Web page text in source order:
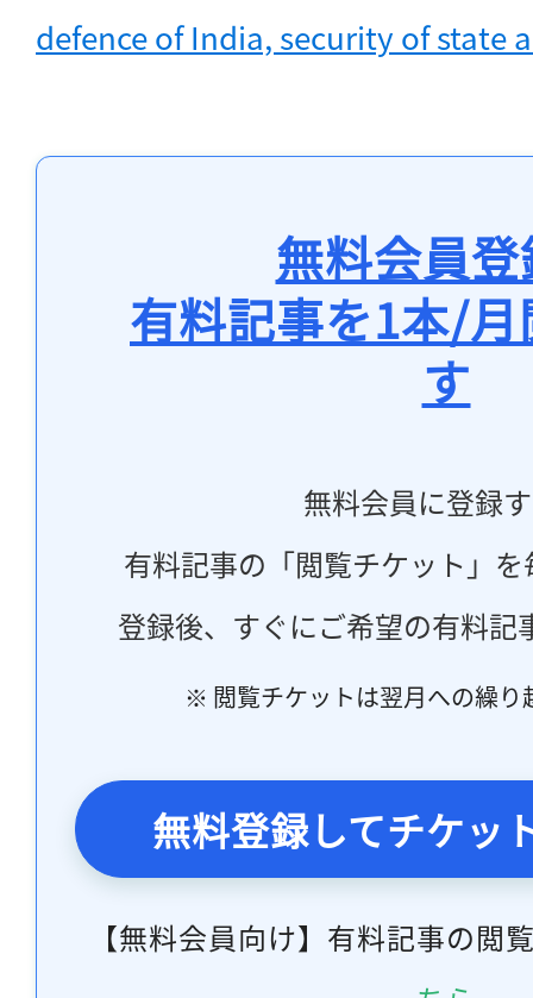
defence of India, security of state
無料会員
有料記事を1本/
す
無料会員に登録
有料記事の「閲覧チケット」
登録後、すぐにご希望の有料記
※ 閲覧チケットは翌月への繰り
無料登録してチケッ
【無料会員向け】有料記事の閲